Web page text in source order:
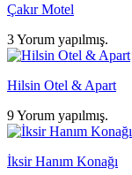
Çakır Motel
3 Yorum yapılmış.
Hilsin Otel & Apart
9 Yorum yapılmış.
İksir Hanım Konağı